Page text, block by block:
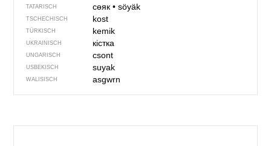
TATARISCH сөяк• söyäk
TSCHECHISCH kost
TÜRKISCH kemik
UKRAINISCH кістка
UNGARISCH csont
USBEKISCH suyak
WALISISCH asgwrn